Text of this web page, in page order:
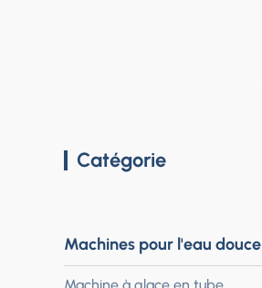
Catégorie
Machines pour l'eau douce